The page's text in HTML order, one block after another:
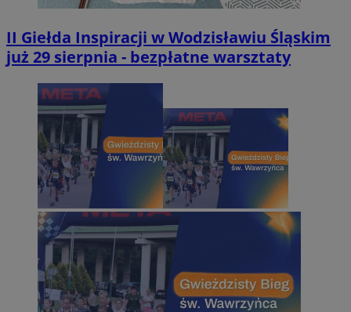
II Giełda Inspiracji w Wodzisławiu Śląskim
już 29 sierpnia - bezpłatne warsztaty